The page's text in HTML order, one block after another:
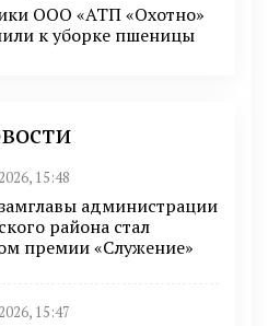
ООО «АТП «Охотно»
к уборке пшеницы
15:48
администрации
района стал
премии «Служение»
15:47